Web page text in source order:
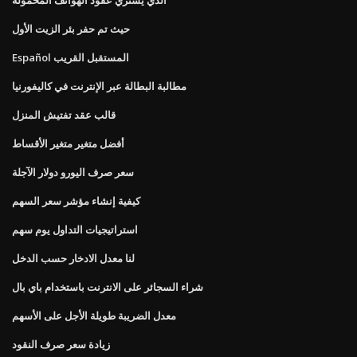
حيث تم حفر بئر الزيت الأول
Español المستقبل القريب
مطالبة البطالة عبر الإنترنت في كاليفورنيا
قالب عقد تفتيش المنزل
أفضل متغير متغير الأقساط
سعر صرف اليورو دولار الآجلة
كيفية إنشاء مؤشر سعر السهم
استراتيجيات التداول يوم سهم
لنا معدل الادخار حسب الدخل
شراء السجائر على الانترنت باستخدام باي بال
معدل الضريبة طويلة الأجل على الأسهم
زيادة سعر صرف النقود